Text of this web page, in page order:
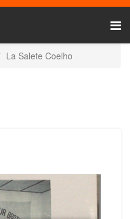
La Salete Coelho